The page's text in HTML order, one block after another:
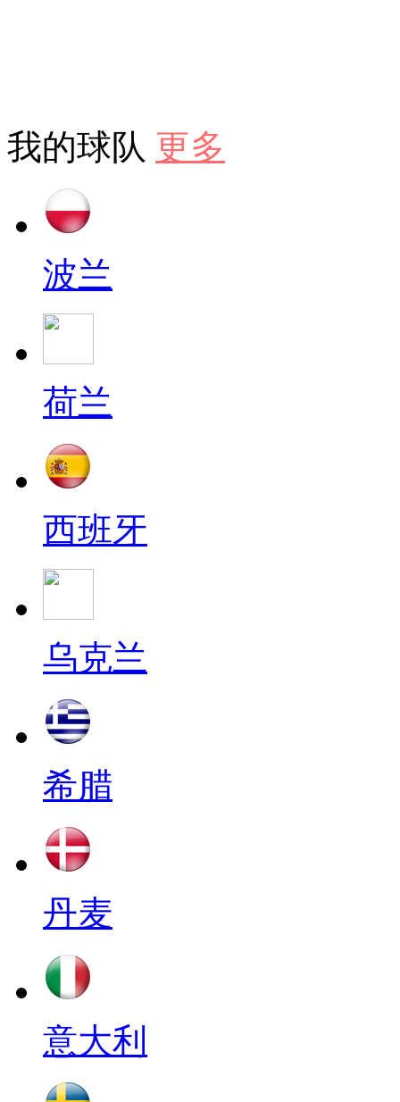
我的球队 更多
波兰
荷兰
西班牙
乌克兰
希腊
丹麦
意大利